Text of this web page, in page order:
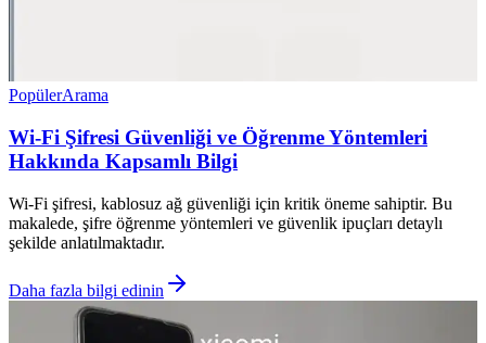
PopülerArama
Wi-Fi Şifresi Güvenliği ve Öğrenme Yöntemleri
Hakkında Kapsamlı Bilgi
Wi-Fi şifresi, kablosuz ağ güvenliği için kritik öneme sahiptir. Bu
makalede, şifre öğrenme yöntemleri ve güvenlik ipuçları detaylı
şekilde anlatılmaktadır.
Daha fazla bilgi edinin